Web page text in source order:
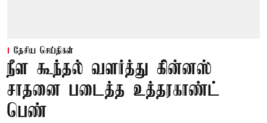
தேசிய செய்திகள்
நீள கூந்தல் வளர்த்து கின்னஸ்
சாதனை படைத்த உத்தரகாண்ட்
பெண்